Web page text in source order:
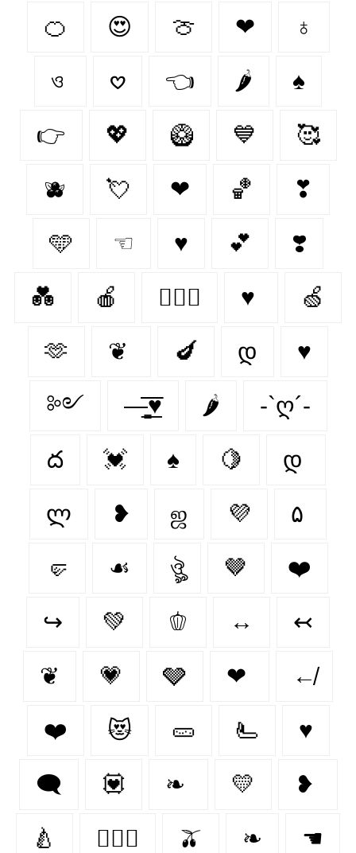
🍊 😍 🍈 ❤ ♁
ও 𖹭 👈 🌶️ ♠
👉 💖 🥝 💙 🥰
🫐 💘 ❤︎‬ 🏀 ❣
🩵 ☜ ♥ 💕 ❣️
💑 🍎 👩‍❤️‍👨 ♥ 🍏
🫶 ❦ 🍆 დ ♥︎
༻ —̳͟͞͞♥ 🌶 -`ღ´-
ద 💓 ♠️ 🍋‍ დ
ლ ❥ ஜ 💜 ۵
🤛 ☙ ঔৣ 🤎 ❤️‍
↪ 💚 🫑 ↔ ↢
❦ 💗 🩶 ❤ ↚
❤️ 😻 🥒 🫷 ♥️
🗨 💟 ❧ 💛 ❥
🍐 👨‍❤️‍👨 🫒 ❧ ☚